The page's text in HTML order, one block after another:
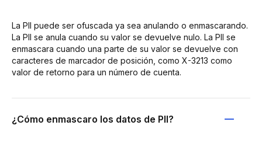
La PII puede ser ofuscada ya sea anulando o enmascarando.
La PII se anula cuando su valor se devuelve nulo. La PII se
enmascara cuando una parte de su valor se devuelve con
caracteres de marcador de posición, como X-3213 como
valor de retorno para un número de cuenta.
¿Cómo enmascaro los datos de PII?